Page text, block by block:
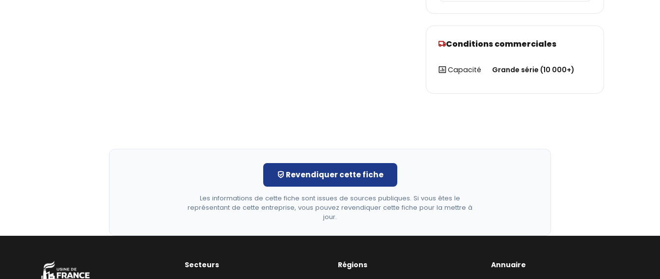
Conditions commerciales
Capacité Grande série (10 000+)
Revendiquer cette fiche
Les informations de cette fiche sont issues de sources publiques. Si vous êtes le
représentant de cette entreprise, vous pouvez revendiquer cette fiche pour la mettre à
jour.
Secteurs Régions Annuaire